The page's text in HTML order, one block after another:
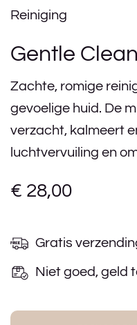
Reiniging
Gentle
Zachte, romige
gevoelige huid. De
verzacht, kalmeert
luchtvervuiling en
€ 28,00
Gratis
Niet goed, geld